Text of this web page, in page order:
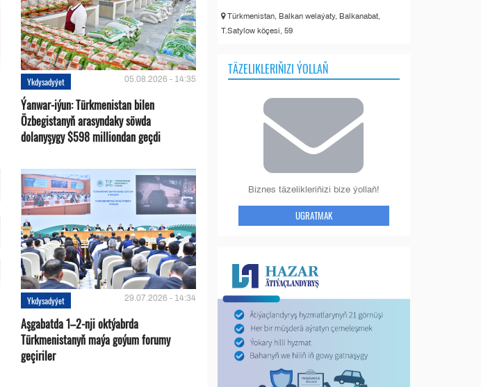
Ykdysadyýet 05.08.2026 - 14:35
Ýanwar-iýun: Türkmenistan bilen
Özbegistanyň arasyndaky söwda
dolanyşygy $598 milliondan geçdi
Ykdysadyýet 29.07.2026 - 14:34
Aşgabatda 1–2-nji oktýabrda
Türkmenistanyň maýa goýum forumy
geçiriler
Türkmenistan, Balkan welaýaty, Balkanabat,
T.Satylow köçesi, 59
TÄZELIKLERIŇIZI ÝOLLAŇ
Biznes täzelikleriňizi bize ýollaň!
UGRATMAK